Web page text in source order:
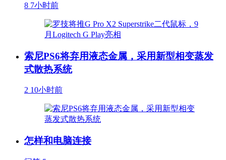
8 7小时前
索尼PS6将弃用液态金属，采用新型相变蒸发
式散热系统
2 10小时前
怎样和电脑连接